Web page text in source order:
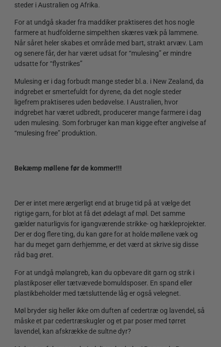
steder i Australien og Afrika.
For at undgå skader fra maddiker praktiseres det hos nogle
farmere at hudfolderne simpelthen skæres væk på lammene.
Når såret heler skabes et område med bart, strakt arvæv. Lam
og senere får, der har været udsat for “mulesing” er mindre
udsatte for “flystrikes”
Mulesing er i dag forbudt mange steder bl.a. i New Zealand, da
indgrebet er smertefuldt for dyrene, da det nogle steder
ligefrem praktiseres uden bedøvelse. I Australien, hvor
indgrebet har været udbredt, producerer mange farmere i dag
uden mulesing. Som forbruger kan man kigge efter angivelse af
“mulesing free” produktion.
Bekæmp møllene før de kommer!!!
Der er intet mere ærgerligt end at bruge tid på at vælge det
rigtige garn, for blot at få det ødelagt af møl. Det samme
gælder naturligvis for igangværende strikke- og hækleprojekter.
Der er dog flere ting, du kan gøre for at holde møllene væk og
har du meget garn derhjemme, er det værd at skrive sig disse
råd bag øret.
For at undgå mølangreb, kan du opbevare dit garn og strik i
plastikposer eller tætvævede bomuldsposer. En spand eller
plastikbeholder med tætsluttende låg er også velegnet.
Møl bryder sig heller ikke om duften af cedertræ og lavendel, så
måske et par cedertræskugler og et par poser med tørret
lavendel, kan afskrække de sultne dyr?